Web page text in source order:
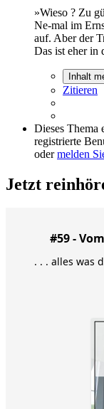
»Wieso ? Zu
Ne-mal im
auf. Aber der
Das ist eher in
Inhalt
Zitieren
Dieses Thema
registrierte
odermelden
Jetzt